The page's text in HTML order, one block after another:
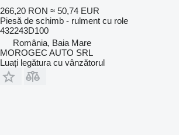
266,20 RON ≈ 50,74 EUR
Piesă de schimb - rulment cu role
432243D100
România, Baia Mare
MOROGEC AUTO SRL
Luați legătura cu vânzătorul